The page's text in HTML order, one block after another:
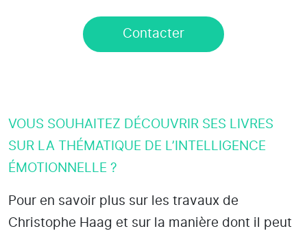
Contacter
VOUS SOUHAITEZ DÉCOUVRIR SES LIVRES
SUR LA THÉMATIQUE DE L’INTELLIGENCE
ÉMOTIONNELLE ?
Pour en savoir plus sur les travaux de
Christophe Haag et sur la manière dont il peut